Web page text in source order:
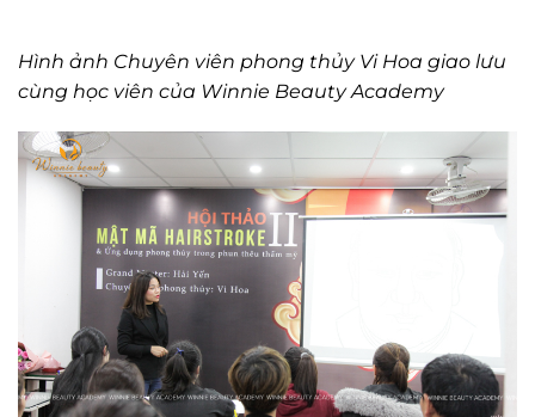
Hình ảnh Chuyên viên phong thủy Vi Hoa giao lưu
cùng học viên của Winnie Beauty Academy